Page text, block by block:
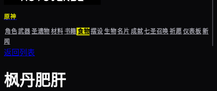
原神
角色武器圣遗物材料书籍食物摆设生物名片成就七圣召唤祈愿仪表板新
闻
返回列表
枫丹肥肝